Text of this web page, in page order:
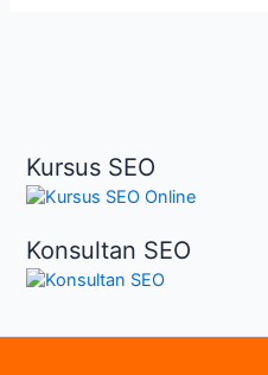
Kursus SEO
Konsultan SEO